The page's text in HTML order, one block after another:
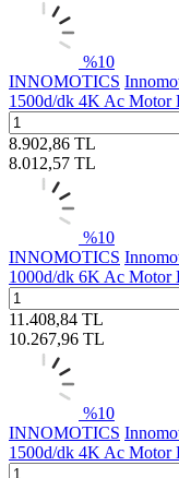
%10
INNOMOTICS
1500d/dk 4K Ac Motor
8.902,86 TL
8.012,57 TL
%10
INNOMOTICS
1000d/dk 6K Ac Motor
11.408,84 TL
10.267,96 TL
%10
INNOMOTICS
1500d/dk 4K Ac Motor